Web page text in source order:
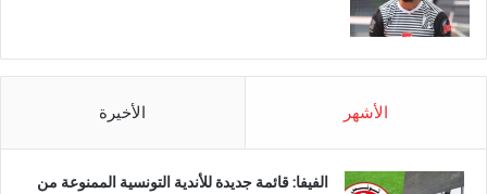
الأشهر الأخيرة
الفيفا: قائمة جديدة للأندية التونسية الممنوعة من